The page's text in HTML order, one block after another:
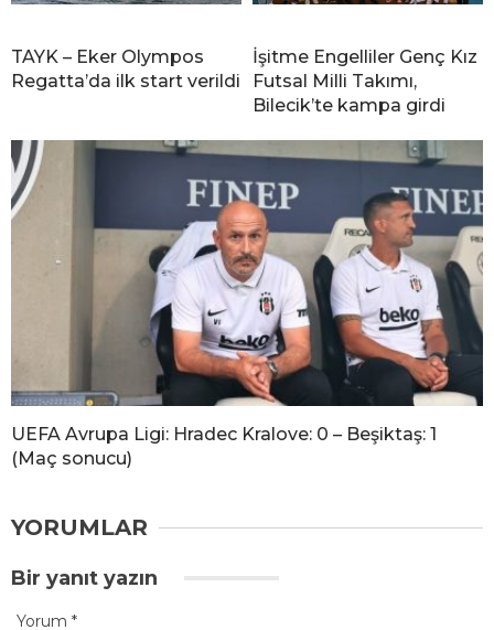
TAYK – Eker Olympos
Regatta’da ilk start verildi
İşitme Engelliler Genç Kız
Futsal Milli Takımı,
Bilecik’te kampa girdi
UEFA Avrupa Ligi: Hradec Kralove: 0 – Beşiktaş: 1
(Maç sonucu)
YORUMLAR
Bir yanıt yazın
Yorum *